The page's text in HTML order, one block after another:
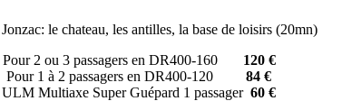
le chateau, les antilles, la base de loisirs (20mn)
Pour 2 ou 3 passagers en DR400-160
120 €
Pour 1 à 2 passagers en DR400-120
84 €
ULM Multiaxe Super Guépard 1 passager 60 €